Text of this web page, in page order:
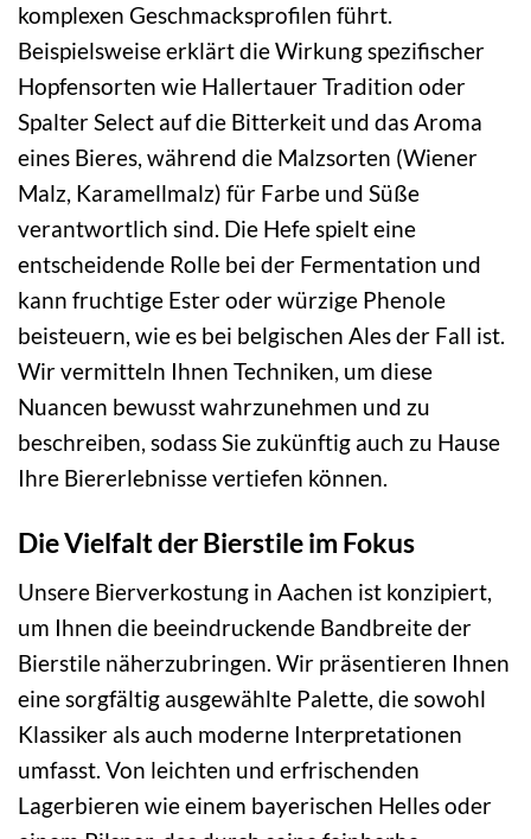
komplexen Geschmacksprofilen führt.
Beispielsweise erklärt die Wirkung spezifischer
Hopfensorten wie Hallertauer Tradition oder
Spalter Select auf die Bitterkeit und das Aroma
eines Bieres, während die Malzsorten (Wiener
Malz, Karamellmalz) für Farbe und Süße
verantwortlich sind. Die Hefe spielt eine
entscheidende Rolle bei der Fermentation und
kann fruchtige Ester oder würzige Phenole
beisteuern, wie es bei belgischen Ales der Fall ist.
Wir vermitteln Ihnen Techniken, um diese
Nuancen bewusst wahrzunehmen und zu
beschreiben, sodass Sie zukünftig auch zu Hause
Ihre Biererlebnisse vertiefen können.
Die Vielfalt der Bierstile im Fokus
Unsere Bierverkostung in Aachen ist konzipiert,
um Ihnen die beeindruckende Bandbreite der
Bierstile näherzubringen. Wir präsentieren Ihnen
eine sorgfältig ausgewählte Palette, die sowohl
Klassiker als auch moderne Interpretationen
umfasst. Von leichten und erfrischenden
Lagerbieren wie einem bayerischen Helles oder